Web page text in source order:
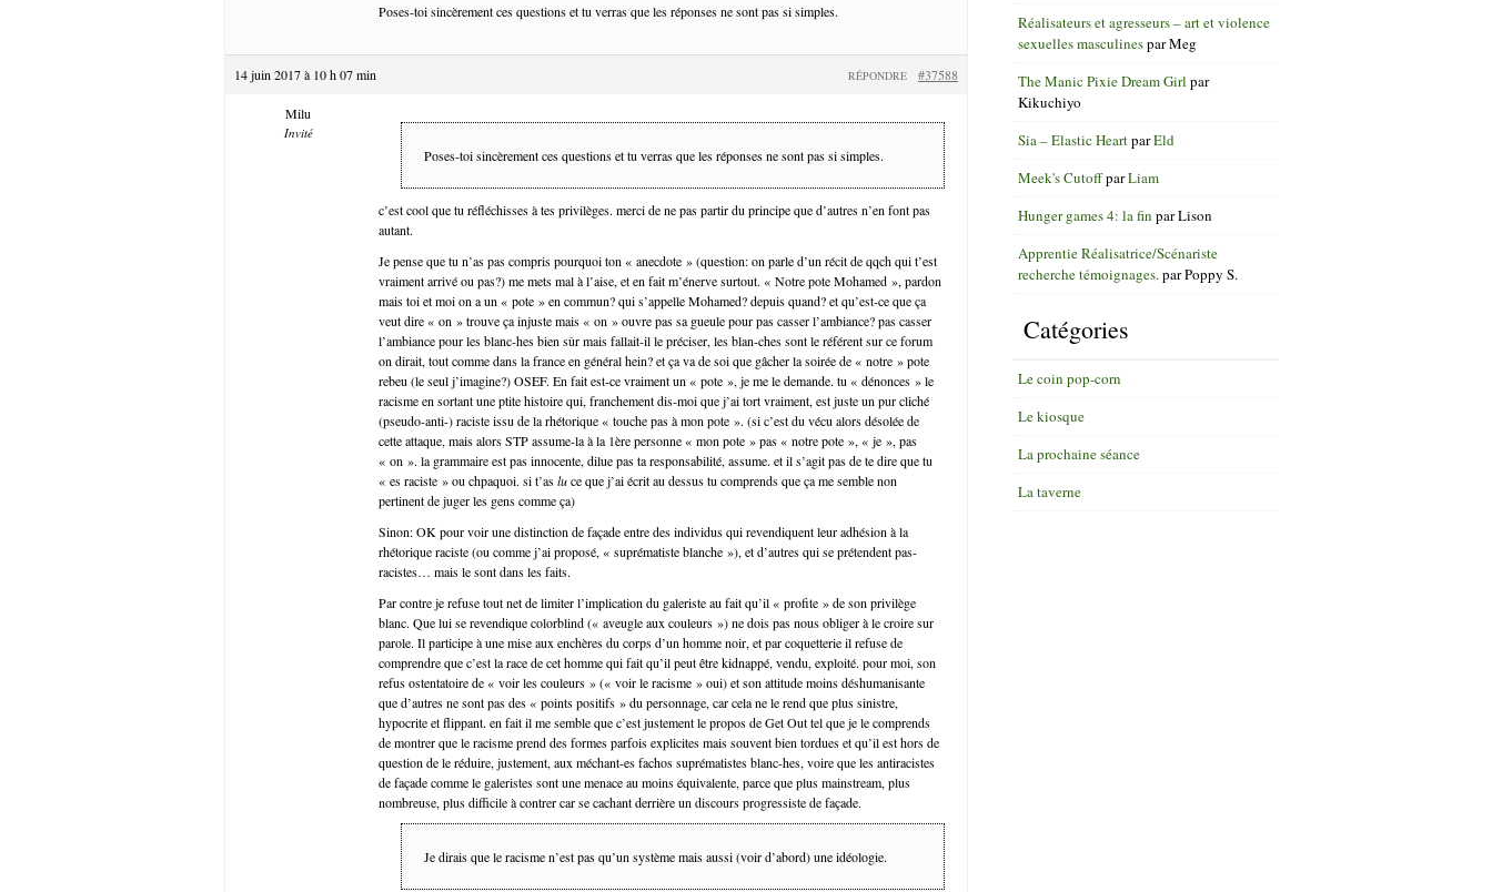
Poses-toi sincèrement ces questions et tu verras que les réponses ne sont pas si simples.
14 juin 2017 à 10 h 07 min #37588
RÉPONDRE
Milu
Invité
Poses-toi sincèrement ces questions et tu verras que les réponses ne sont pas si simples.
c’est cool que tu réfléchisses à tes privilèges. merci de ne pas partir du principe que d’autres n’en font pas
autant.
Je pense que tu n’as pas compris pourquoi ton « anecdote » (question: on parle d’un récit de qqch qui t’est
vraiment arrivé ou pas?) me mets mal à l’aise, et en fait m’énerve surtout. « Notre pote Mohamed », pardon
mais toi et moi on a un « pote » en commun? qui s’appelle Mohamed? depuis quand? et qu’est-ce que ça
veut dire « on » trouve ça injuste mais « on » ouvre pas sa gueule pour pas casser l’ambiance? pas casser
l’ambiance pour les blanc-hes bien sûr mais fallait-il le préciser, les blan-ches sont le référent sur ce forum
on dirait, tout comme dans la france en général hein? et ça va de soi que gâcher la soirée de « notre » pote
rebeu (le seul j’imagine?) OSEF. En fait est-ce vraiment un « pote », je me le demande. tu « dénonces » le
racisme en sortant une ptite histoire qui, franchement dis-moi que j’ai tort vraiment, est juste un pur cliché
(pseudo-anti-) raciste issu de la rhétorique « touche pas à mon pote ». (si c’est du vécu alors désolée de
cette attaque, mais alors STP assume-la à la 1ère personne « mon pote » pas « notre pote », « je », pas
« on ». la grammaire est pas innocente, dilue pas ta responsabilité, assume. et il s’agit pas de te dire que tu
« es raciste » ou chpaquoi. si t’asluce que j’ai écrit au dessus tu comprends que ça me semble non
pertinent de juger les gens comme ça)
Sinon: OK pour voir une distinction de façade entre des individus qui revendiquent leur adhésion à la
rhétorique raciste (ou comme j’ai proposé, « suprématiste blanche »), et d’autres qui se prétendent pas-
racistes… mais le sont dans les faits.
Par contre je refuse tout net de limiter l’implication du galeriste au fait qu’il « profite » de son privilège
blanc. Que lui se revendique colorblind (« aveugle aux couleurs ») ne dois pas nous obliger à le croire sur
parole. Il participe à une mise aux enchères du corps d’un homme noir, et par coquetterie il refuse de
comprendre que c’est la race de cet homme qui fait qu’il peut être kidnappé, vendu, exploité. pour moi, son
refus ostentatoire de « voir les couleurs » (« voir le racisme » oui) et son attitude moins déshumanisante
que d’autres ne sont pas des « points positifs » du personnage, car cela ne le rend que plus sinistre,
hypocrite et flippant. en fait il me semble que c’est justement le propos de Get Out tel que je le comprends
de montrer que le racisme prend des formes parfois explicites mais souvent bien tordues et qu’il est hors de
question de le réduire, justement, aux méchant-es fachos suprématistes blanc-hes, voire que les antiracistes
de façade comme le galeristes sont une menace au moins équivalente, parce que plus mainstream, plus
nombreuse, plus difficile à contrer car se cachant derrière un discours progressiste de façade.
Je dirais que le racisme n’est pas qu’un système mais aussi (voir d’abord) une idéologie.
Réalisateurs et agresseurs – art et violence
sexuelles masculinesparMeg
The Manic Pixie Dream Girl par
Kikuchiyo
Sia – Elastic HeartparEld
Meek's CutoffparLiam
Hunger games 4: la fin parLison
Apprentie Réalisatrice/Scénariste
recherche témoignages. parPoppy S.
Catégories
Le coin pop-corn
Le kiosque
La prochaine séance
La taverne